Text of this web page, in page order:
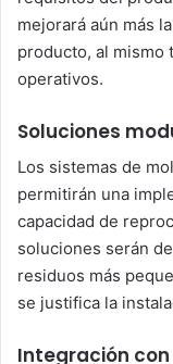
mejorará aún más
producto, al mismo
operativos.
Soluciones
Los sistemas de
permitirán una
capacidad de
soluciones serán
residuos más
se justifica la
Integración